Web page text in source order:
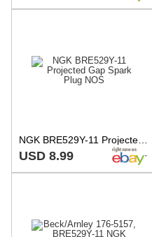
NGK BRE529Y-11 Projected Gap Spark Plug NOS
USD 8.99